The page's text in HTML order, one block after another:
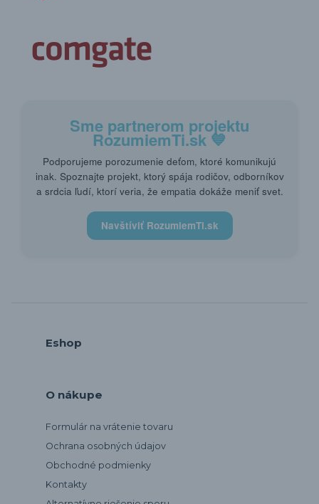
Sme partnerom projektu
RozumiemTi.sk 💙
Podporujeme porozumenie deťom, ktoré komunikujú
inak. Spoznajte projekt, ktorý spája rodičov, odborníkov
a srdcia ľudí, ktorí veria, že empatia dokáže meniť svet.
Navštíviť RozumiemTi.sk
Eshop
O nákupe
Formulár na vrátenie tovaru
Ochrana osobných údajov
Obchodné podmienky
Kontakty